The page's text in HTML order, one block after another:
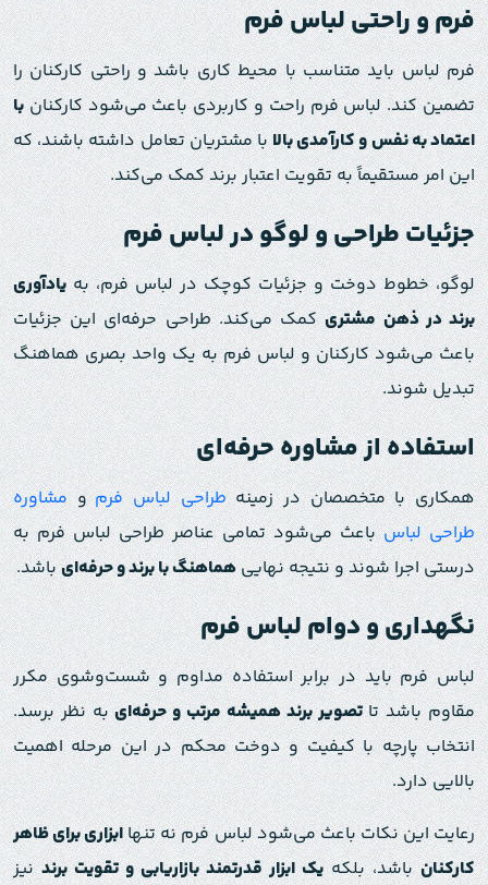
فرم و راحتی لباس فرم
فرم لباس باید متناسب با محیط کاری باشد و راحتی کارکنان را
تضمین کند. لباس فرم راحت و کاربردی باعث می‌شود کارکنانبا
اعتماد به نفس و کارآمدی بالابا مشتریان تعامل داشته باشند، که
این امر مستقیماً به تقویت اعتبار برند کمک می‌کند.
جزئیات طراحی و لوگو در لباس فرم
لوگو، خطوط دوخت و جزئیات کوچک در لباس‌ فرم، بهیادآوری
برند در ذهن مشتریکمک می‌کند. طراحی حرفه‌ای این جزئیات
باعث می‌شود کارکنان و لباس فرم به یک واحد بصری هماهنگ
تبدیل شوند.
استفاده از مشاوره حرفه‌ای
همکاری با متخصصان در زمینهطراحی لباس‌ فرمومشاوره
طراحی لباسباعث می‌شود تمامی عناصر طراحی لباس‌ فرم به
درستی اجرا شوند و نتیجه نهاییهماهنگ با برند و حرفه‌ایباشد.
نگهداری و دوام لباس‌ فرم
لباس‌ فرم باید در برابر استفاده مداوم و شست‌وشوی مکرر
مقاوم باشد تاتصویر برند همیشه مرتب و حرفه‌ایبه نظر برسد.
انتخاب پارچه با کیفیت و دوخت محکم در این مرحله اهمیت
بالایی دارد.
رعایت این نکات باعث می‌شود لباس‌ فرم نه تنهاابزاری برای ظاهر
کارکنانباشد، بلکهیک ابزار قدرتمند بازاریابی و تقویت برندنیز